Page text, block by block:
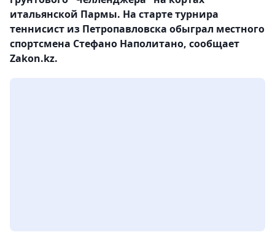
итальянской Пармы. На старте турнира
теннисист из Петропавловска обыграл местного
спортсмена Стефано Наполитано, сообщает
Zakon.kz.